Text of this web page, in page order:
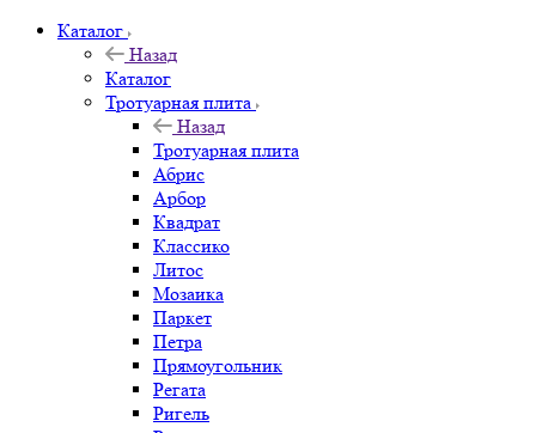
Каталог
Назад
Каталог
Тротуарная плита
Назад
Тротуарная плита
Абрис
Арбор
Квадрат
Классико
Литос
Мозаика
Паркет
Петра
Прямоугольник
Регата
Ригель